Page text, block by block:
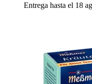
Entrega hasta el 18